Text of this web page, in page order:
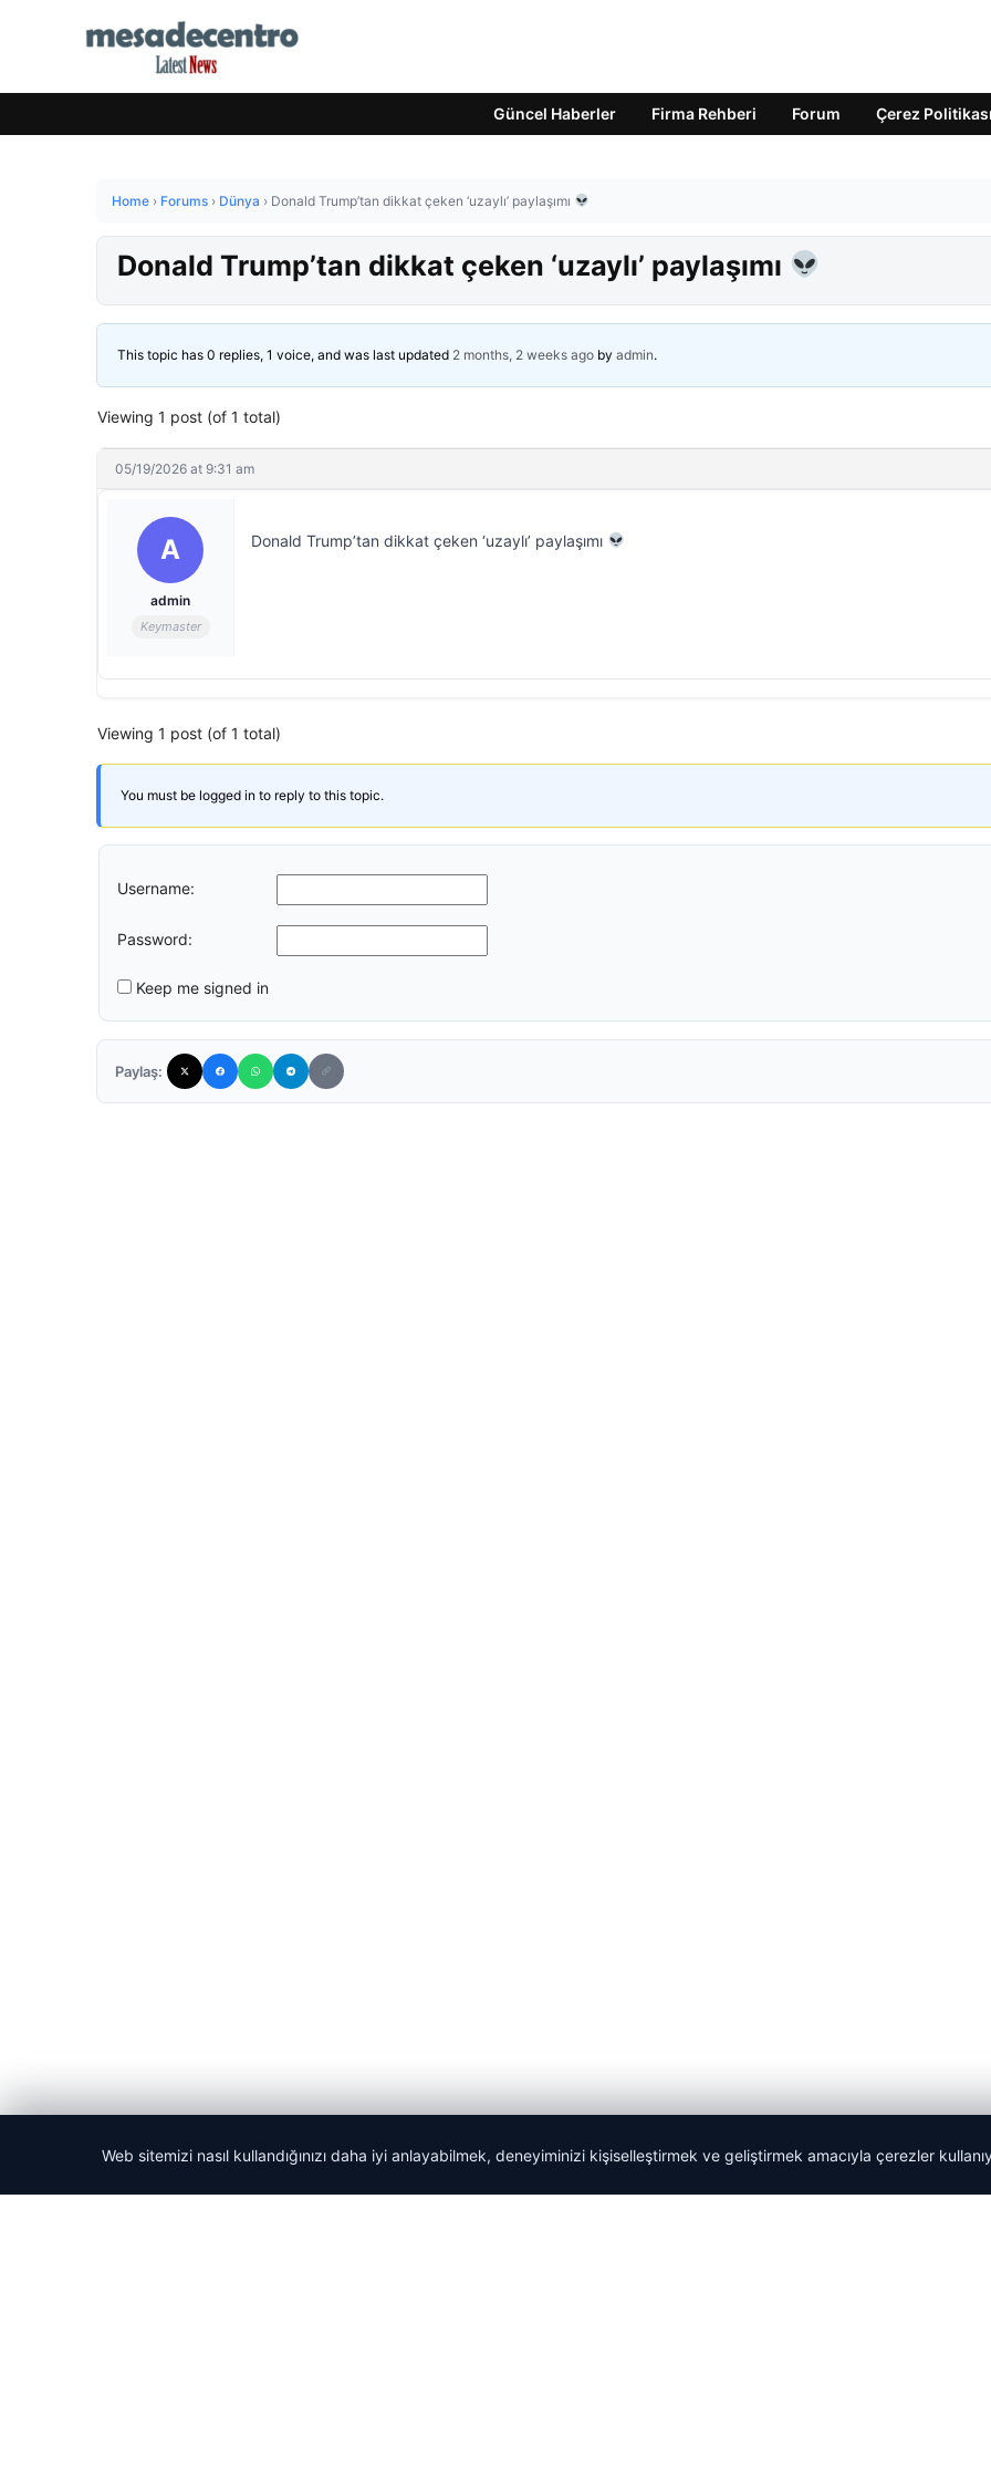
Güncel Haberler Firma Rehberi Forum Çerez Politikası
Home › Forums › Dünya › Donald Trump’tan dikkat çeken ‘uzaylı’ paylaşımı
Donald Trump’tan dikkat çeken ‘uzaylı’ paylaşımı
This topic has 0 replies, 1 voice, and was last updated 2 months, 2 weeks ago by admin.
Viewing 1 post (of 1 total)
05/19/2026 at 9:31 am
A
admin
Keymaster
Donald Trump’tan dikkat çeken ‘uzaylı’ paylaşımı
Viewing 1 post (of 1 total)
You must be logged in to reply to this topic.
Username:
Password:
Keep me signed in
Paylaş:
Web sitemizi nasıl kullandığınızı daha iyi anlayabilmek, deneyiminizi kişiselleştirmek ve geliştirmek amacıyla çerezler